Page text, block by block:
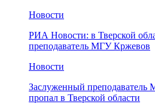
Новости
РИА Новости: в Тверской
преподаватель МГУ Кржевов
Новости
Заслуженный
пропал в Тверской области